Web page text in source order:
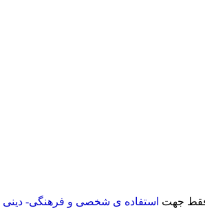
فقط جهت استفاده ی شخصی و فرهنگی- دینی